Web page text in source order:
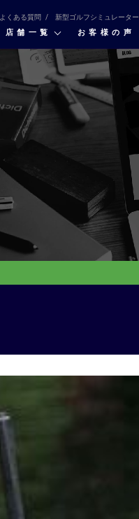
よくある質問 新型ゴルフシミュレーター
店舗一覧 お客様の声